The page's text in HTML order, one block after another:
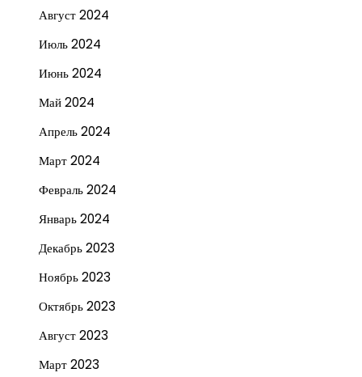
Август 2024
Июль 2024
Июнь 2024
Май 2024
Апрель 2024
Март 2024
Февраль 2024
Январь 2024
Декабрь 2023
Ноябрь 2023
Октябрь 2023
Август 2023
Март 2023